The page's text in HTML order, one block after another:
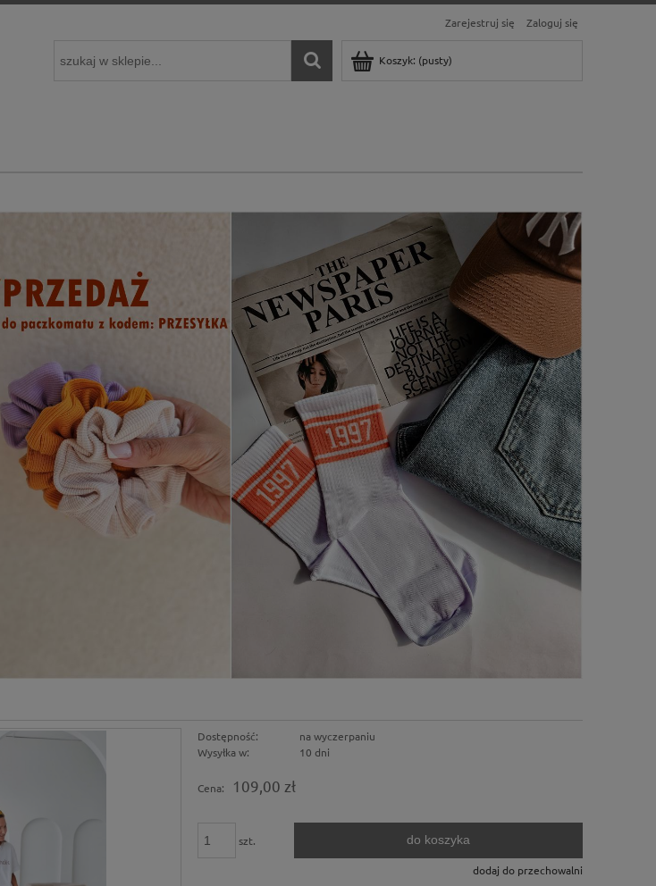
Zarejestruj się Zaloguj się
Koszyk: (pusty)
Dostępność:
na wyczerpaniu
Wysyłka w:
10 dni
Cena: 109,00 zł
szt. do koszyka
dodaj do przechowalni